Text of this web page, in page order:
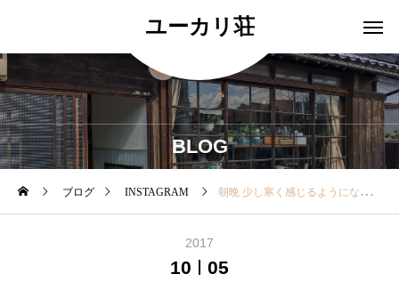
ユーカリ荘
BLOG
ブログ INSTAGRAM 朝晩 少し寒く感じるようになって暖かいお洋服が恋しくなる季節◎・Athena Designs（アテナデザイン）のベスト 入荷しました♪・アテナデザインはアイルランドの老舗 ハンドニットブランドです。アテナデザインのニットは、永久ライセンスを持つ 熟練のニッターにより、 ひとつひとつ丁寧に 編みあげられるニットです。良質のウールから生み出されるアイテムのその温もりは、ハンドメイドならではの素朴な優しさをも感じられます。ニッター（編み手）の名前が記されているのも 魅力のひとつです︎・末永く寄り添えるお洋服になりそうです♡・その他ウール素材のお洋服やコートも入荷しております♬・#ユーカリ荘#島根#松江#古民家#セレクトショップ#雑貨#雑貨屋#ニット#AthenaDesigns#アテナデザイン#ベスト#手編み
2017
10 05